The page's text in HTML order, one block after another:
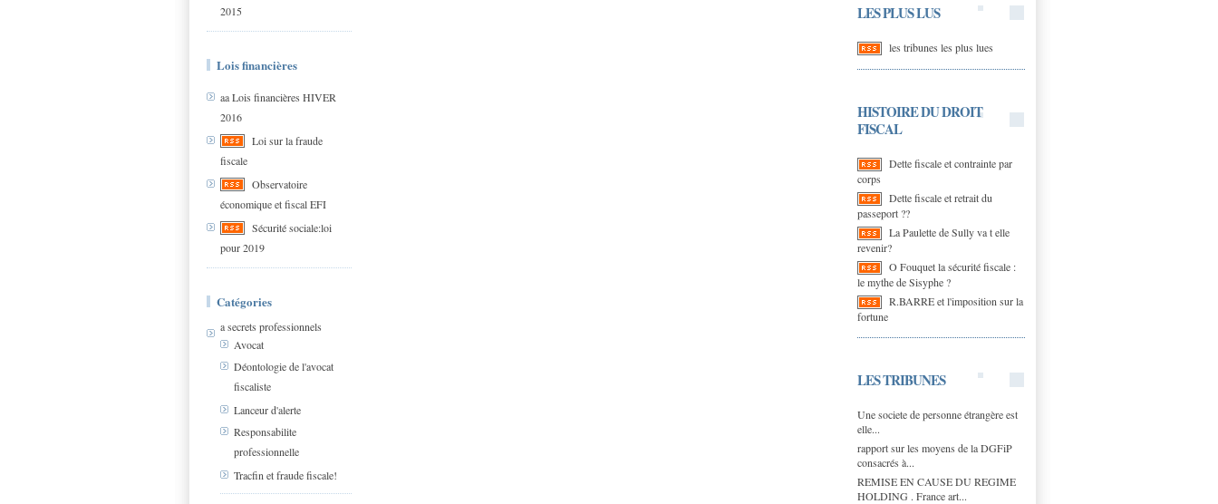
2015
Lois financières
aa Lois financières HIVER
2016
Loi sur la fraude
fiscale
Observatoire
économique et fiscal EFI
Sécurité sociale:loi
pour 2019
Catégories
a secrets professionnels
Avocat
Déontologie de l'avocat
fiscaliste
Lanceur d'alerte
Responsabilite
professionnelle
Tracfin et fraude fiscale!
LES PLUS LUS
les tribunes les plus lues
HISTOIRE DU DROIT
FISCAL
Dette fiscale et contrainte par
corps
Dette fiscale et retrait du
passeport ??
La Paulette de Sully va t elle
revenir?
O Fouquet la sécurité fiscale :
le mythe de Sisyphe ?
R.BARRE et l'imposition sur la
fortune
LES TRIBUNES
Une societe de personne étrangère est
elle...
rapport sur les moyens de la DGFiP
consacrés à...
REMISE EN CAUSE DU REGIME
HOLDING . France art...